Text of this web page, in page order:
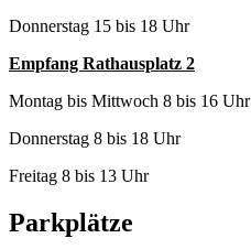
Donnerstag 15 bis 18 Uhr
Empfang Rathausplatz 2
Montag bis Mittwoch 8 bis 16 Uhr
Donnerstag 8 bis 18 Uhr
Freitag 8 bis 13 Uhr
Parkplätze